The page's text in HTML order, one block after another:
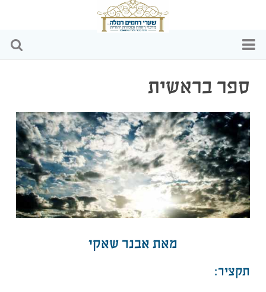
הפעילויות שלנו
כתבות ומאמרים
וידאו
ספר בראשית
מאת אבנר שאקי
תקציר: